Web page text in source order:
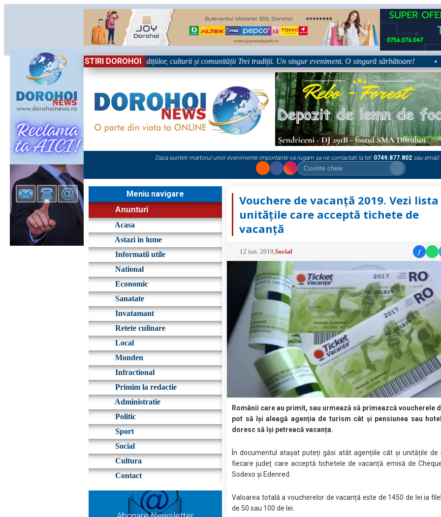
STIRI DOROHOI
în Sărbătoare!” – trei zile dedicate tradițiilor, culturii și comunității Trei tradiții. Un singur eveniment. O singură sărbătoare! •
Daca sunteti martorul unor evenimente importante va rugam sa ne contactati la tel: 0749.877.802 sau email:
Meniu navigare
Anunturi
Acasa
Astazi in lume
Informatii utile
National
Economic
Sanatate
Invatamant
Retete culinare
Local
Monden
Infractional
Primim la redactie
Administratie
Politic
Sport
Social
Cultura
Contact
Vouchere de vacanță 2019. Vezi lista
unitățile care acceptă tichete de
vacanță
12 iun. 2019 ,Social f
Românii care au primit, sau urmează să primeazcă voucherele
pot să își aleagă agenția de turism cât și pensiunea sau
doresc să își petreacă vacanța.
În documentul atașat puteți găsi atât agențiile cât și unitățile de
fiecare județ care acceptă tichetele de vacanță emisă de
Sodexo și Edenred.
Valoarea totală a voucherelor de vacanță este de 1450 de lei ia
de 50 sau 100 de lei.